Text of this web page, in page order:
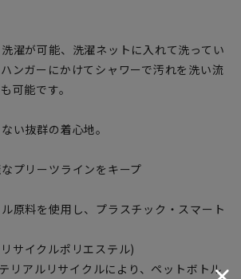
濯が可能、洗濯ネットに入れて洗ってい
ンガーにかけてシャワーで汚れを洗い流
可能です。
い抜群の着心地。
プリーツラインをキープ
原料を使用し、プラスチック・スマート
サイクルポリエステル)
リアルリサイクルにより、ペットボトル